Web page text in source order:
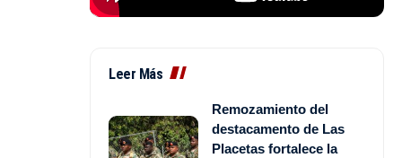
Leer Más
Remozamiento del
destacamento de Las
Placetas fortalece la